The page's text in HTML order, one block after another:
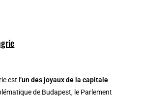
est l’un des joyaux de la capitale
de Budapest, le Parlement